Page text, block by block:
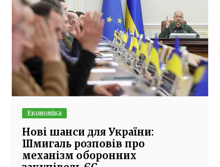
Економіка
Нові шанси для України:
Шмигаль розповів про
механізм оборонних